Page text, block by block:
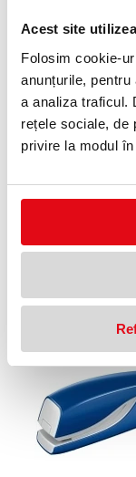
Acest site
Folosim cookie-
anunțurile,
a analiza traficul.
rețele sociale, de
privire la modul
99,99 lei(pret cu TVA)
Capsator metalic,
NeXXt Series, 30
189,15 lei(pret cu